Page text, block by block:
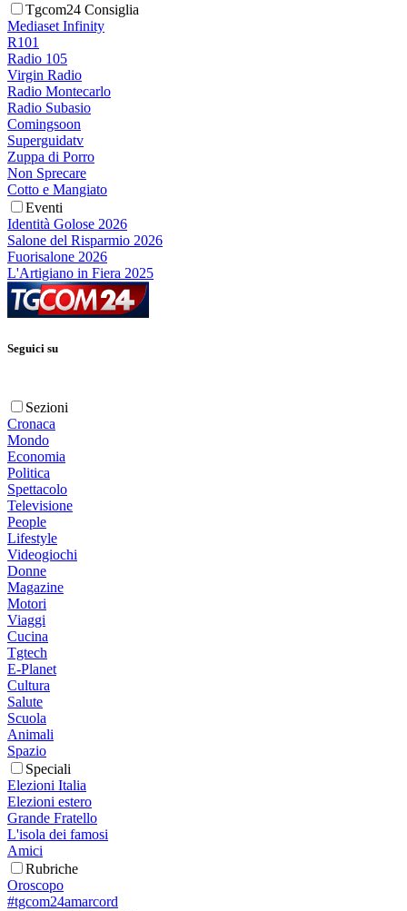
Tgcom24 Consiglia
Mediaset Infinity
R101
Radio 105
Virgin Radio
Radio Montecarlo
Radio Subasio
Comingsoon
Superguidatv
Zuppa di Porro
Non Sprecare
Cotto e Mangiato
Eventi
Identità Golose 2026
Salone del Risparmio 2026
Fuorisalone 2026
L'Artigiano in Fiera 2025
Seguici su
Sezioni
Cronaca
Mondo
Economia
Politica
Spettacolo
Televisione
People
Lifestyle
Videogiochi
Donne
Magazine
Motori
Viaggi
Cucina
Tgtech
E-Planet
Cultura
Salute
Scuola
Animali
Spazio
Speciali
Elezioni Italia
Elezioni estero
Grande Fratello
L'isola dei famosi
Amici
Rubriche
Oroscopo
#tgcom24amarcord